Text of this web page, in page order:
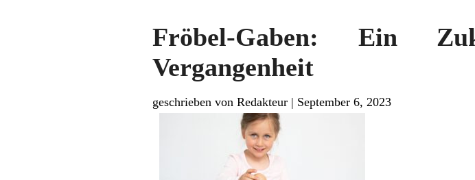
Fröbel-Gaben: Ein
Vergangenheit
geschrieben von Redakteur | September 6, 2023